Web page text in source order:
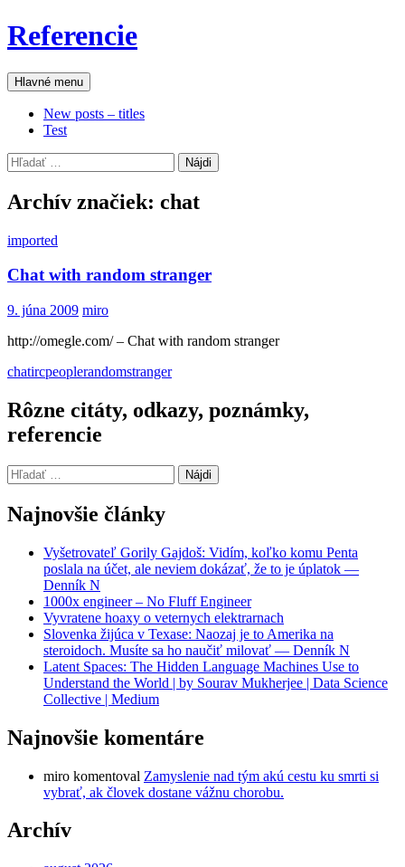
Preskočiť
na
Referencie
Hľadať
Hlavné menu
New posts – titles
Test
Hľadať:
Archív značiek: chat
imported
Chat with random stranger
9. júna 2009 miro
http://omegle.com/ – Chat with random stranger
chatircpeoplerandomstranger
Rôzne citáty, odkazy, poznámky,
referencie
Hľadať:
Najnovšie články
Vyšetrovateľ Gorily Gajdoš: Vidím, koľko komu Penta
poslala na účet, ale neviem dokázať, že to je úplatok —
Denník N
1000x engineer – No Fluff Engineer
Vyvratene hoaxy o veternych elektrarnach
Slovenka žijúca v Texase: Naozaj je to Amerika na
steroidoch. Musíte sa ho naučiť milovať — Denník N
Latent Spaces: The Hidden Language Machines Use to
Understand the World | by Sourav Mukherjee | Data Science
Collective | Medium
Najnovšie komentáre
miro komentoval Zamyslenie nad tým akú cestu ku smrti si
vybrať, ak človek dostane vážnu chorobu.
Archív